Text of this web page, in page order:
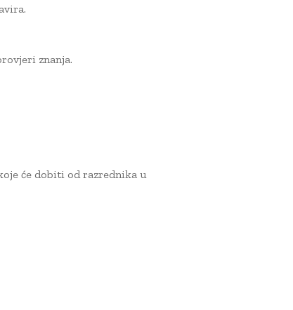
znanja.
će dobiti od razrednika u